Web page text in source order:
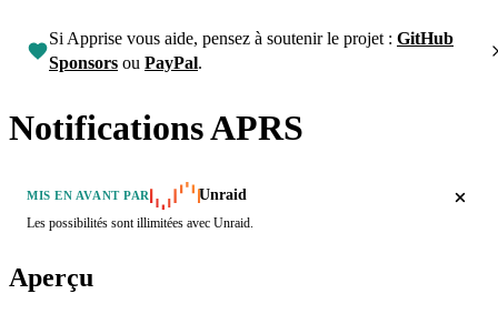
Si Apprise vous aide, pensez à soutenir le projet : GitHub
Sponsors ou PayPal.
Notifications APRS
MIS EN AVANT PAR Unraid
Les possibilités sont illimitées avec Unraid.
Aperçu